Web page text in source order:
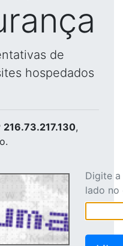
de
hospedados
216.73.217.130,
Digite
lado no